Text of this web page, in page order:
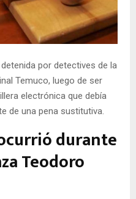
por detectives de la
Temuco, luego de ser
electrónica que debía
de una pena sustitutiva.
durante
Teodoro